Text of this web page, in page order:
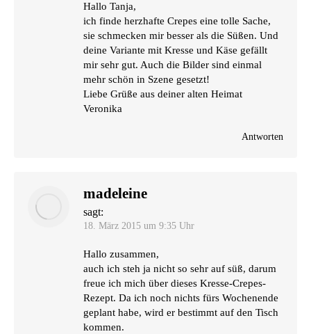
Hal­lo Tanja,
ich fin­de herz­haf­te Cre­pes eine tol­le Sache,
sie schme­cken mir bes­ser als die Süßen. Und
dei­ne Vari­an­te mit Kres­se und Käse gefällt
mir sehr gut. Auch die Bil­der sind ein­mal
mehr schön in Sze­ne gesetzt!
Lie­be Grü­ße aus dei­ner alten Heimat
Veronika
Antworten
madeleine
sagt:
18. März 2015 um 9:35 Uhr
Hal­lo zusammen,
auch ich steh ja nicht so sehr auf süß, dar­um
freue ich mich über die­ses Kres­se-Cre­pes-
Rezept. Da ich noch nichts fürs Wochen­en­de
geplant habe, wird er bestimmt auf den Tisch
kommen.